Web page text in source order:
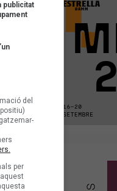
publicitat
del
per